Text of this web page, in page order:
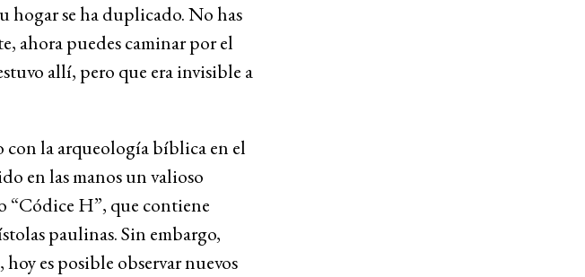
hogar se ha duplicado. No has
ahora puedes caminar por el
allí, pero que era invisible a
con la arqueología bíblica en el
en las manos un valioso
“Códice H”, que contiene
paulinas. Sin embargo,
es posible observar nuevos